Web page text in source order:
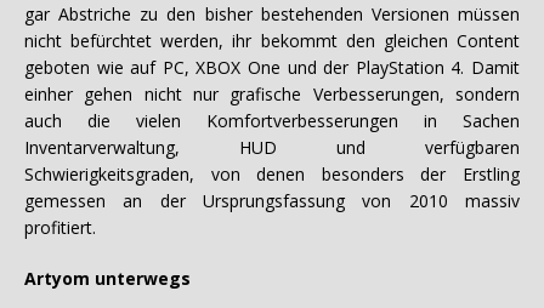
gar Abstriche zu den bisher bestehenden Versionen müssen
nicht befürchtet werden, ihr bekommt den gleichen Content
geboten wie auf PC, XBOX One und der PlayStation 4. Damit
einher gehen nicht nur grafische Verbesserungen, sondern
auch die vielen Komfortverbesserungen in Sachen
Inventarverwaltung, HUD und verfügbaren
Schwierigkeitsgraden, von denen besonders der Erstling
gemessen an der Ursprungsfassung von 2010 massiv
profitiert.
Artyom unterwegs